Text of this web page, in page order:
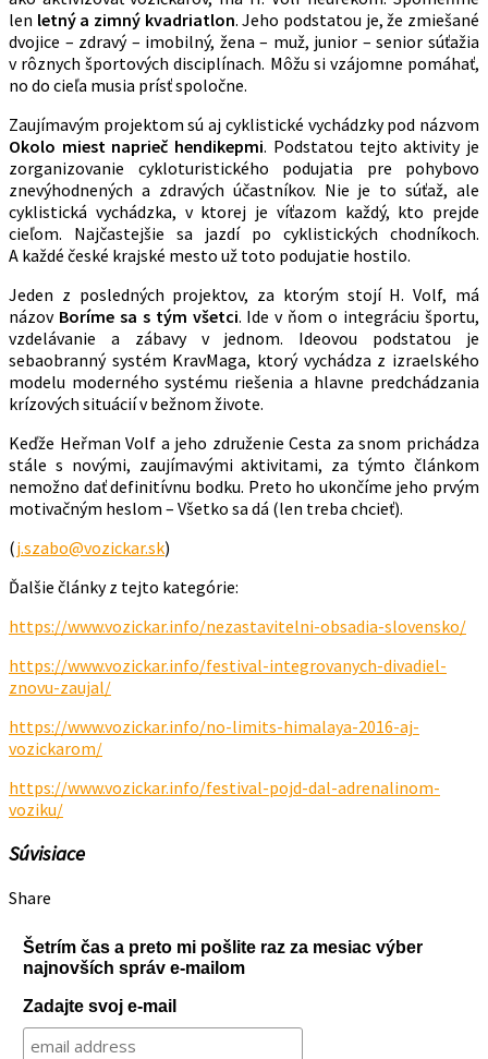
len letný a zimný kvadriatlon. Jeho podstatou je, že zmiešané
dvojice – zdravý – imobilný, žena – muž, junior – senior súťažia
v rôznych športových disciplínach. Môžu si vzájomne pomáhať,
no do cieľa musia prísť spoločne.
Zaujímavým projektom sú aj cyklistické vychádzky pod názvom
Okolo miest naprieč hendikepmi. Podstatou tejto aktivity je
zorganizovanie cykloturistického podujatia pre pohybovo
znevýhodnených a zdravých účastníkov. Nie je to súťaž, ale
cyklistická vychádzka, v ktorej je víťazom každý, kto prejde
cieľom. Najčastejšie sa jazdí po cyklistických chodníkoch.
A každé české krajské mesto už toto podujatie hostilo.
Jeden z posledných projektov, za ktorým stojí H. Volf, má
názov Boríme sa s tým všetci. Ide v ňom o integráciu športu,
vzdelávanie a zábavy v jednom. Ideovou podstatou je
sebaobranný systém KravMaga, ktorý vychádza z izraelského
modelu moderného systému riešenia a hlavne predchádzania
krízových situácií v bežnom živote.
Keďže Heřman Volf a jeho združenie Cesta za snom prichádza
stále s novými, zaujímavými aktivitami, za týmto článkom
nemožno dať definitívnu bodku. Preto ho ukončíme jeho prvým
motivačným heslom – Všetko sa dá (len treba chcieť).
(j.szabo@vozickar.sk)
Ďalšie články z tejto kategórie:
https://www.vozickar.info/nezastavitelni-obsadia-slovensko/
https://www.vozickar.info/festival-integrovanych-divadiel-
znovu-zaujal/
https://www.vozickar.info/no-limits-himalaya-2016-aj-
vozickarom/
https://www.vozickar.info/festival-pojd-dal-adrenalinom-
voziku/
Súvisiace
Share
Šetrím čas a preto mi pošlite raz za mesiac výber
najnovších správ e-mailom
Zadajte svoj e-mail